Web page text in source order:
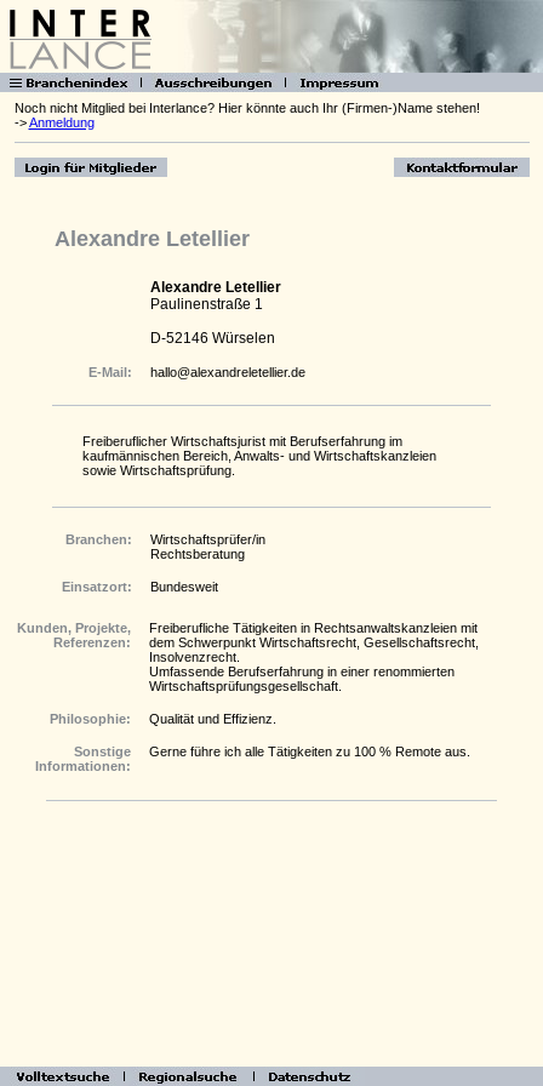
Noch nicht Mitglied bei Interlance? Hier könnte auch Ihr (Firmen-)Name stehen!
->Anmeldung
Alexandre Letellier
Alexandre Letellier
Paulinenstraße 1
D-52146 Würselen
E-Mail: hallo@alexandreletellier.de
Freiberuflicher Wirtschaftsjurist mit Berufserfahrung im
kaufmännischen Bereich, Anwalts- und Wirtschaftskanzleien
sowie Wirtschaftsprüfung.
Branchen:
Wirtschaftsprüfer/in
Rechtsberatung
Einsatzort: Bundesweit
Kunden, Projekte,
Referenzen:
Freiberufliche Tätigkeiten in Rechtsanwaltskanzleien mit
dem Schwerpunkt Wirtschaftsrecht, Gesellschaftsrecht,
Insolvenzrecht.
Umfassende Berufserfahrung in einer renommierten
Wirtschaftsprüfungsgesellschaft.
Philosophie: Qualität und Effizienz.
Sonstige
Informationen:
Gerne führe ich alle Tätigkeiten zu 100 % Remote aus.